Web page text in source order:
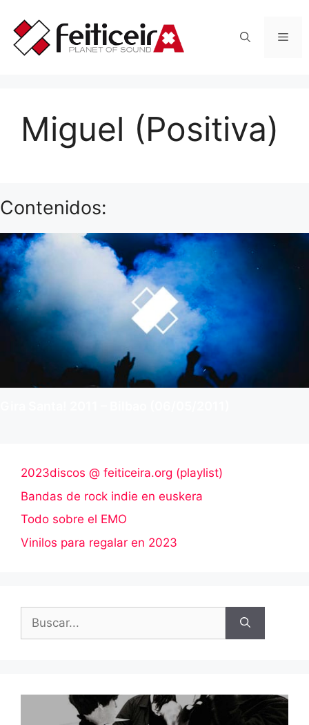
contenido
Miguel (Positiva)
Contenidos:
2023discos @ feiticeira.org (playlist)
Bandas de rock indie en euskera
Todo sobre el EMO
Vinilos para regalar en 2023